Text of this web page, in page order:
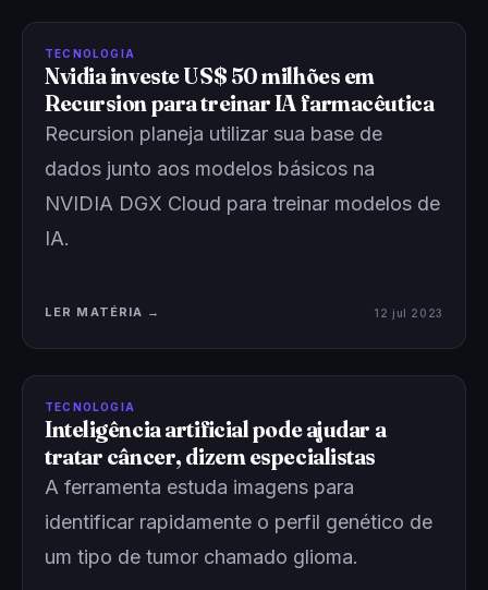
TECNOLOGIA
Nvidia investe US$ 50 milhões em
Recursion para treinar IA farmacêutica
Recursion planeja utilizar sua base de
dados junto aos modelos básicos na
NVIDIA DGX Cloud para treinar modelos de
IA.
LER MATÉRIA → 12 jul 2023
TECNOLOGIA
Inteligência artificial pode ajudar a
tratar câncer, dizem especialistas
A ferramenta estuda imagens para
identificar rapidamente o perfil genético de
um tipo de tumor chamado glioma.